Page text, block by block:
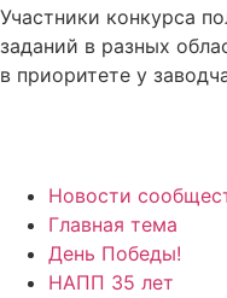
Участники конкурса
заданий в разных
в приоритете у
Новости
Главная тема
День Победы!
НАПП 35 лет